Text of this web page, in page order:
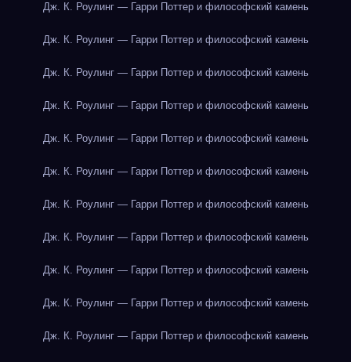
Дж. К. Роулинг — Гарри Поттер и философский камень
Дж. К. Роулинг — Гарри Поттер и философский камень
Дж. К. Роулинг — Гарри Поттер и философский камень
Дж. К. Роулинг — Гарри Поттер и философский камень
Дж. К. Роулинг — Гарри Поттер и философский камень
Дж. К. Роулинг — Гарри Поттер и философский камень
Дж. К. Роулинг — Гарри Поттер и философский камень
Дж. К. Роулинг — Гарри Поттер и философский камень
Дж. К. Роулинг — Гарри Поттер и философский камень
Дж. К. Роулинг — Гарри Поттер и философский камень
Дж. К. Роулинг — Гарри Поттер и философский камень